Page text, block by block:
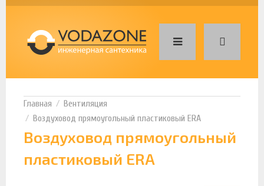
Вентиляция
Воздуховод прямоугольный пластиковый ERA
Воздуховод прямоугольный
пластиковый ERA